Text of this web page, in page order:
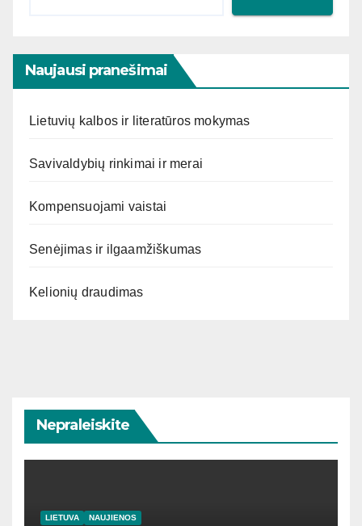
Naujausi pranešimai
Lietuvių kalbos ir literatūros mokymas
Savivaldybių rinkimai ir merai
Kompensuojami vaistai
Senėjimas ir ilgaamžiškumas
Kelionių draudimas
Nepraleiskite
LIETUVA NAUJIENOS